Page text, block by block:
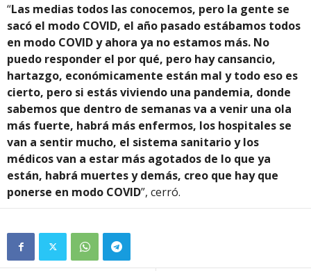
“Las medias todos las conocemos, pero la gente se
sacó el modo COVID, el año pasado estábamos todos
en modo COVID y ahora ya no estamos más. No
puedo responder el por qué, pero hay cansancio,
hartazgo, económicamente están mal y todo eso es
cierto, pero si estás viviendo una pandemia, donde
sabemos que dentro de semanas va a venir una ola
más fuerte, habrá más enfermos, los hospitales se
van a sentir mucho, el sistema sanitario y los
médicos van a estar más agotados de lo que ya
están, habrá muertes y demás, creo que hay que
ponerse en modo COVID”, cerró.